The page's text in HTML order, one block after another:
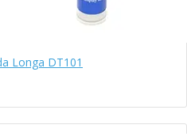
Longa DT101